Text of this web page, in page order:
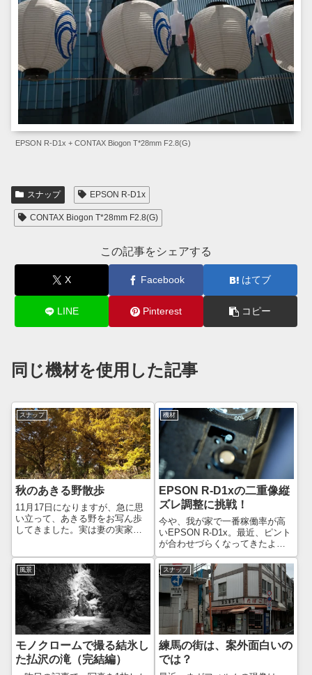
EPSON R-D1x + CONTAX Biogon T*28mm F2.8(G)
スナップ EPSON R-D1x
CONTAX Biogon T*28mm F2.8(G)
この記事をシェアする
X Facebook はてブ
LINE Pinterest コピー
同じ機材を使用した記事
スナップ
秋のあきる野散歩
11月17日になりますが、急に思
い立って、あきる野をお写ん歩
してきました。実は妻の実家が
ったので、少し周辺を歩いてみ
ようと思いまして。秋川駅から
適当に歩いて、武蔵五日市まで
行ってみまし...
機材
EPSON R-D1xの二重像縦
ズレ調整に挑戦！
今や、我が家で一番稼働率が高
いEPSON R-D1x。最近、ピント
が合わせづらくなってきたよう
な気がしていたのですが、注意
深く観察してみると、R-D1系で
の「あるある」である「二重像
の縦ズレ」が起きていることに
気づきました。以前、Leica...
風景
モノクロームで撮る結氷し
た払沢の滝（完結編）
スナップ
練馬の街は、案外面白いの
では？